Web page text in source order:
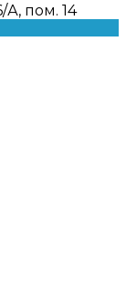
А, пом. 14